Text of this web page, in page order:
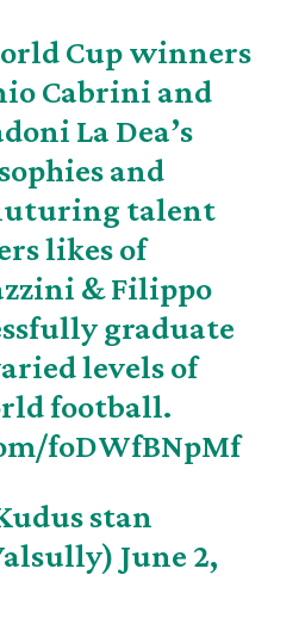
Cup winners
Cabrini and
La Dea’s
and
talent
likes of
& Filippo
graduate
levels of
football.
foDWfBNpMf
stan
June 2,